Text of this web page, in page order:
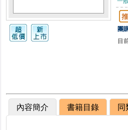
團
目
內容簡介 書籍目錄 同